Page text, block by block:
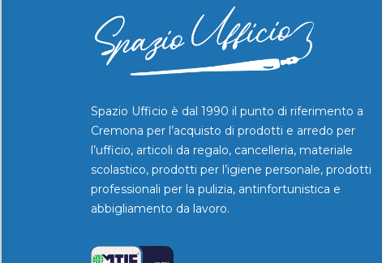
Spazio Ufficio è dal 1990 il punto di riferimento a
Cremona per l’acquisto di prodotti e arredo per
l’ufficio, articoli da regalo, cancelleria, materiale
scolastico, prodotti per l’igiene personale, prodotti
professionali per la pulizia, antinfortunistica e
abbigliamento da lavoro.